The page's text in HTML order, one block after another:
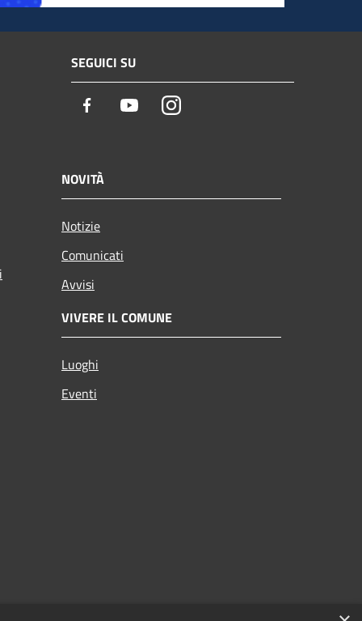
SEGUICI SU
Facebook YoutubeInstagram
NOVITÀ
Notizie
Comunicati
Avvisi
VIVERE IL COMUNE
Luoghi
Eventi